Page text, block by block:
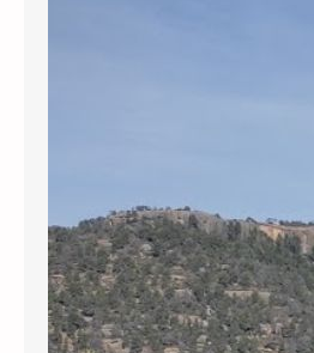
l’Ajuntament de
irregularitats en la
subministrament
banda, s’han perdut
euros pel transport